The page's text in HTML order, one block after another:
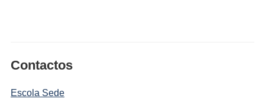
Contactos
Escola Sede